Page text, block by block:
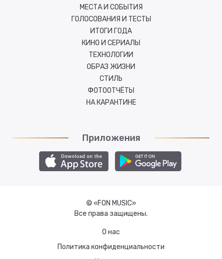
МЕСТА И СОБЫТИЯ
ГОЛОСОВАНИЯ И ТЕСТЫ
ИТОГИ ГОДА
КИНО И СЕРИАЛЫ
ТЕХНОЛОГИИ
ОБРАЗ ЖИЗНИ
СТИЛЬ
ФОТООТЧЁТЫ
НА КАРАНТИНЕ
Приложения
© «FON MUSIC»
Все права защищены.
О нас
Политика конфиденциальности